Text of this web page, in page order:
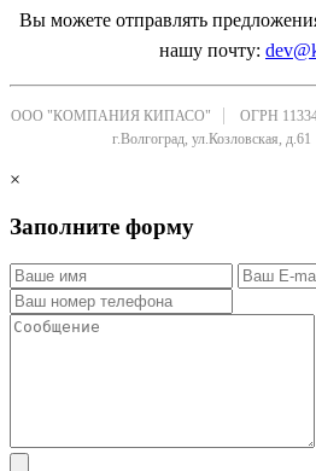
Вы можете отправлять
нашу почту:
ООО "КОМПАНИЯ КИПАСО" ОГРН
г.Волгоград, ул.Козловская, д.61
×
Заполните форму